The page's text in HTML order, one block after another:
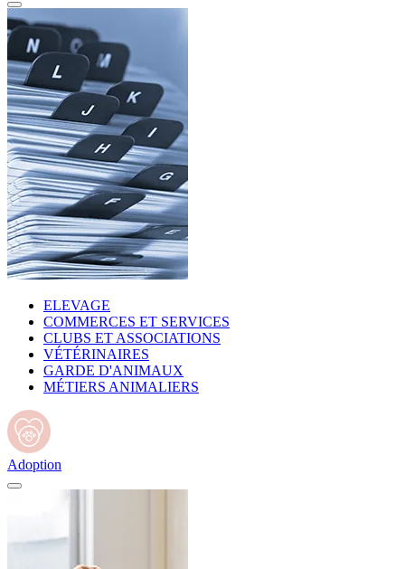
ELEVAGE
COMMERCES ET SERVICES
CLUBS ET ASSOCIATIONS
VÉTÉRINAIRES
GARDE D'ANIMAUX
MÉTIERS ANIMALIERS
Adoption